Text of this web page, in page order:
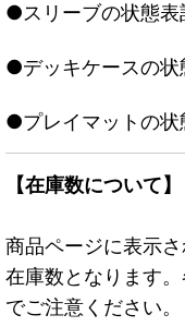
●スリーブの状態表
●デッキケースの状
●プレイマットの状
【在庫数について】
商品ページに表示
在庫数となります
でご注意ください。